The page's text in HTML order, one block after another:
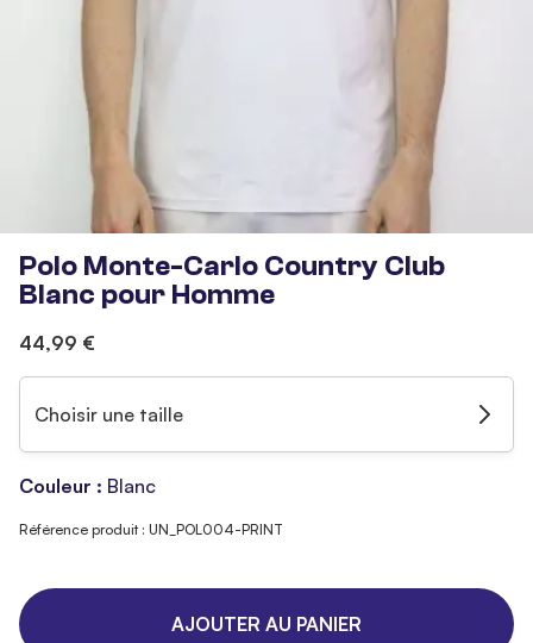
Polo Monte-Carlo Country Club
Blanc pour Homme
44,99 €
Choisir une taille
Couleur : Blanc
Référence produit : UN_POL004-PRINT
AJOUTER AU PANIER